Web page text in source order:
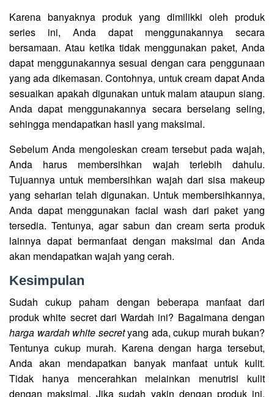
Karena banyaknya produk yang dimilikki oleh produk
series ini, Anda dapat menggunakannya secara
bersamaan. Atau ketika tidak menggunakan paket, Anda
dapat menggunakannya sesuai dengan cara penggunaan
yang ada dikemasan. Contohnya, untuk cream dapat Anda
sesuaikan apakah digunakan untuk malam ataupun siang.
Anda dapat menggunakannya secara berselang seling,
sehingga mendapatkan hasil yang maksimal.
Sebelum Anda mengoleskan cream tersebut pada wajah,
Anda harus membersihkan wajah terlebih dahulu.
Tujuannya untuk membersihkan wajah dari sisa makeup
yang seharian telah digunakan. Untuk membersihkannya,
Anda dapat menggunakan facial wash dari paket yang
tersedia. Tentunya, agar sabun dan cream serta produk
lainnya dapat bermanfaat dengan maksimal dan Anda
akan mendapatkan wajah yang cerah.
Kesimpulan
Sudah cukup paham dengan beberapa manfaat dari
produk white secret dari Wardah ini? Bagaimana dengan
harga wardah white secretyang ada, cukup murah bukan?
Tentunya cukup murah. Karena dengan harga tersebut,
Anda akan mendapatkan banyak manfaat untuk kulit.
Tidak hanya mencerahkan melainkan menutrisi kulit
dengan maksimal. Jika sudah yakin dengan produk ini,